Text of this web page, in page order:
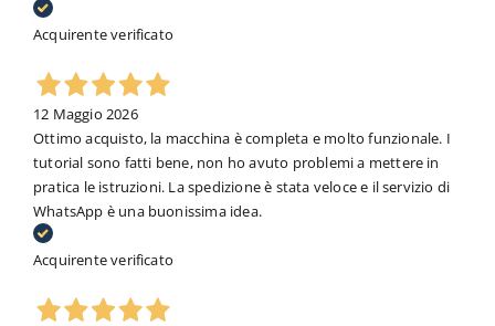
Acquirente verificato
12 Maggio 2026
Ottimo acquisto, la macchina è completa e molto funzionale. I
tutorial sono fatti bene, non ho avuto problemi a mettere in
pratica le istruzioni. La spedizione è stata veloce e il servizio di
WhatsApp è una buonissima idea.
Acquirente verificato